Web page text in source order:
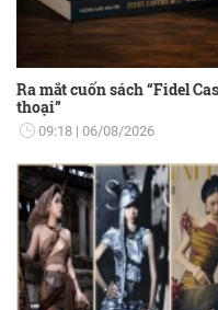
Ra mắt cuốn sách “Fidel
thoại”
09:18 06/08/2026